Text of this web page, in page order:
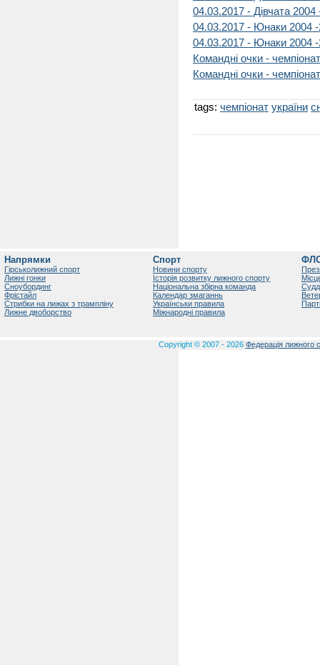
04.03.2017 - Дівчата
04.03.2017 - Юнаки 2004 -
04.03.2017 - Юнаки 2004
Командні очки -
Командні очки -
tags: чемпіонат україни
Напрямки
Гірськолижний спорт
Лижні гонки
Сноубординг
Фрістайл
Стрибки на лижах з трампліну
Лижне двоборство
Спорт
Новини спорту
Історія розвитку лижного спорту
Національна збірна команда
Календар змаганнь
Українськи правила
Міжнародні правила
Copyright © 2007 - 2026 Федерація лижного